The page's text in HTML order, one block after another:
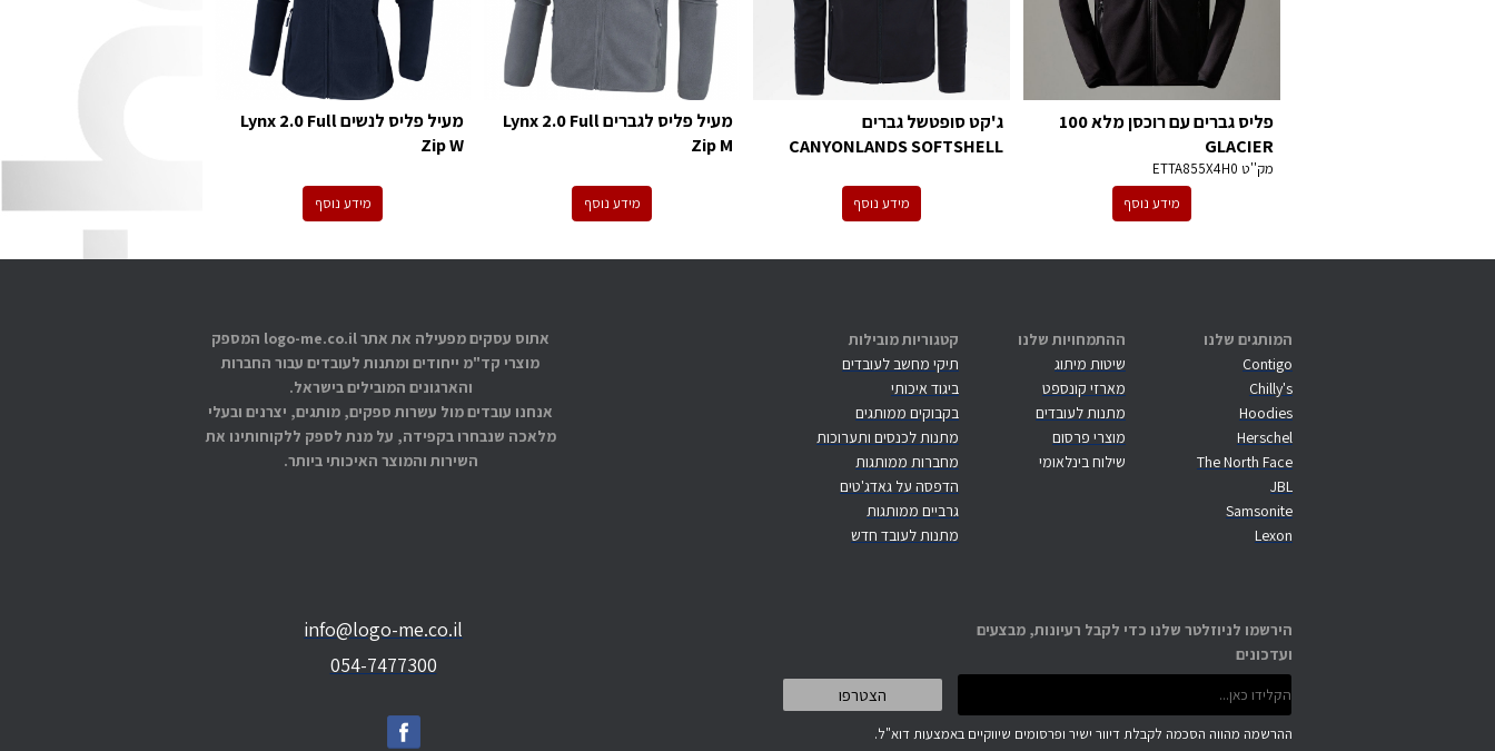
פליס גברים עם רוכסן מלא 100
GLACIER
מק''ט ETTA855X4H0
מידע נוסף
ג'קט סופטשל גברים
CANYONLANDS SOFTSHELL
מידע נוסף
מעיל פליס לגברים Lynx 2.0 Full
Zip M
מידע נוסף
מעיל פליס לנשים Lynx 2.0 Full
Zip W
מידע נוסף
המותגים שלנו
Contigo
Chilly's
Hoodies
Herschel
The North Face
JBL
Samsonite
Lexon
ההתמחויות שלנו
שיטות מיתוג
מארזי קונספט
מתנות לעובדים
מוצרי פרסום
שילוח בינלאומי
קטגוריות מובילות
תיקי מחשב לעובדים
ביגוד איכותי
בקבוקים ממותגים
מתנות לכנסים ותערוכות
מחברות ממותגות
הדפסה על גאדג'טים
גרביים ממותגות
מתנות לעובד חדש
אתוס עסקים מפעילה את אתר logo-me.co.il המספק
מוצרי קד"מ ייחודים ומתנות לעובדים עבור החברות
והארגונים המובילים בישראל.
אנחנו עובדים מול עשרות ספקים, מותגים, יצרנים ובעלי
מלאכה שנבחרו בקפידה, על מנת לספק ללקוחותינו את
השירות והמוצר האיכותי ביותר.
הירשמו לניוזלטר שלנו כדי לקבל רעיונות, מבצעים
ועדכונים
info@logo-me.co.il
054-7477300
ההרשמה מהווה הסכמה לקבלת דיוור ישיר ופרסומים שיווקיים באמצעות דוא"ל.